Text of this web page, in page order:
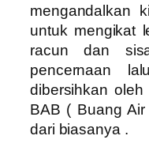
mengandalkan
untuk mengikat
racun dan
pencernaan
dibersihkan
BAB ( Buang
dari biasanya .